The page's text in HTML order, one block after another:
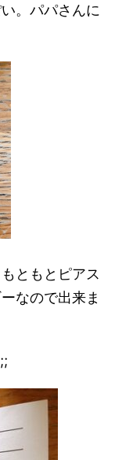
。パパさんに
ともとピアス
なので出来ま